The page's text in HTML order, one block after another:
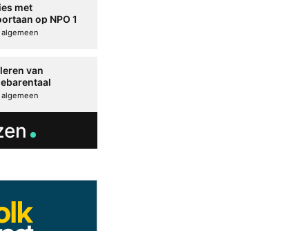
met
op NPO 1
algemeen
van
algemeen